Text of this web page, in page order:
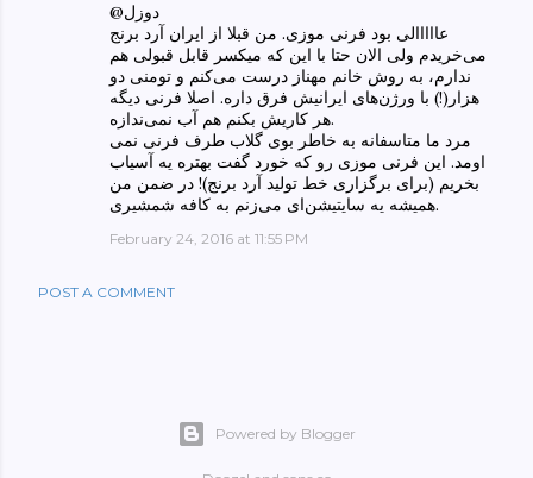
@دوزل
عااااالی بود فرنی موزی. من قبلا از ایران آرد برنج
می‌خریدم ولی الان حتا با این که میکسر قابل قبولی هم
ندارم، به روش خانم مهناز درست می‌کنم و تومنی دو
هزار(!) با ورژن‌های ایرانیش فرق داره. اصلا فرنی دیگه
هر کاریش بکنم هم آب نمی‌ندازه.
مرد ما متاسفانه به خاطر بوی گلاب طرف فرنی نمی
اومد. این فرنی موزی رو که خورد گفت بهتره یه آسیاب
بخریم (برای برگزاری خط تولید آرد برنج)! در ضمن من
همیشه یه سایتیشن‌ای می‌زنم به کافه شمشیری.
February 24, 2016 at 11:55 PM
POST A COMMENT
Powered by Blogger